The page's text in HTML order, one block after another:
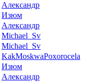
Александр
Изюм
Александр
Michael_Sv
Michael_Sv
KakMoskwaPoxorocela
Изюм
Александр